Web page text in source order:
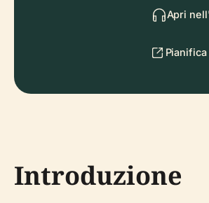
Apri
Introduzione